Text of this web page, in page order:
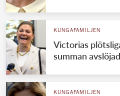
KUNGAFAMILJEN
Victorias
summan avslöjad
KUNGAFAMILJEN